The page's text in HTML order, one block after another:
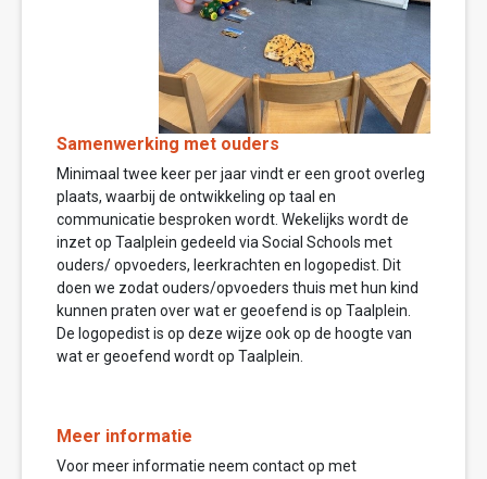
Samenwerking met ouders
Minimaal twee keer per jaar vindt er een groot overleg
plaats, waarbij de ontwikkeling op taal en
communicatie besproken wordt. Wekelijks wordt de
inzet op Taalplein gedeeld via Social Schools met
ouders/ opvoeders, leerkrachten en logopedist. Dit
doen we zodat ouders/opvoeders thuis met hun kind
kunnen praten over wat er geoefend is op Taalplein.
De logopedist is op deze wijze ook op de hoogte van
wat er geoefend wordt op Taalplein.
Meer informatie
Voor meer informatie neem contact op met